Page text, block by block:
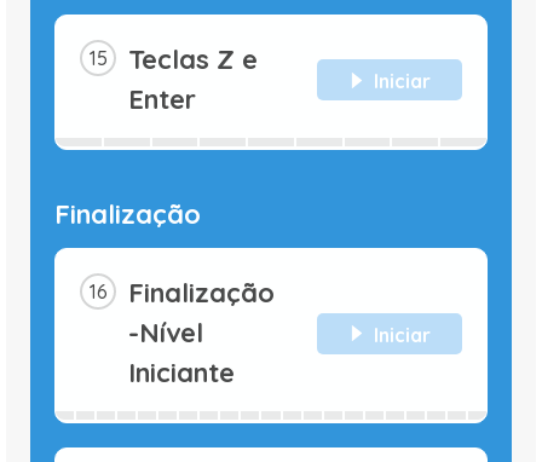
Teclas Z e
Enter
Iniciar
Finalização
Finalização
-Nível
Iniciante
Iniciar